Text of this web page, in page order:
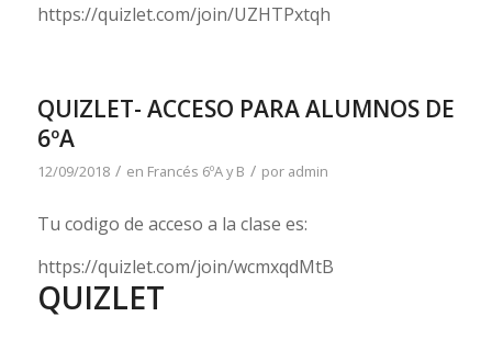
https://quizlet.com/join/UZHTPxtqh
QUIZLET- ACCESO PARA ALUMNOS DE
6ºA
12/09/2018 / en Francés 6ºA y B / por admin
Tu codigo de acceso a la clase es:
https://quizlet.com/join/wcmxqdMtB
QUIZLET